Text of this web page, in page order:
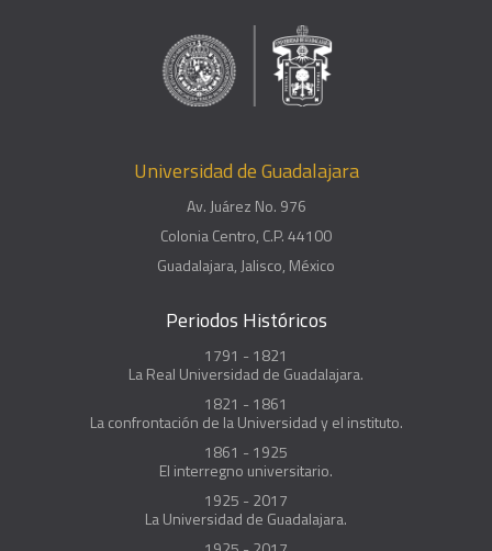
Universidad de Guadalajara
Av. Juárez No. 976
Colonia Centro, C.P. 44100
Guadalajara, Jalisco, México
Periodos Históricos
1791 - 1821
La Real Universidad de Guadalajara.
1821 - 1861
La confrontación de la Universidad y el instituto.
1861 - 1925
El interregno universitario.
1925 - 2017
La Universidad de Guadalajara.